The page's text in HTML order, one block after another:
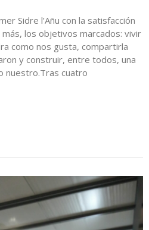
Sidre l’Añu con la satisfacción
los objetivos marcados: vivir
como nos gusta, compartirla
y construir, entre todos, una
nuestro.Tras cuatro